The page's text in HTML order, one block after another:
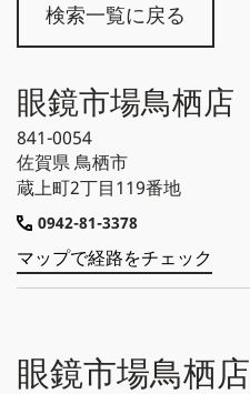
検索一覧に戻る
眼鏡市場鳥栖店
841-0054
佐賀県鳥栖市
蔵上町2丁目119番地
0942-81-3378
マップで経路をチェック
眼鏡市場鳥栖店